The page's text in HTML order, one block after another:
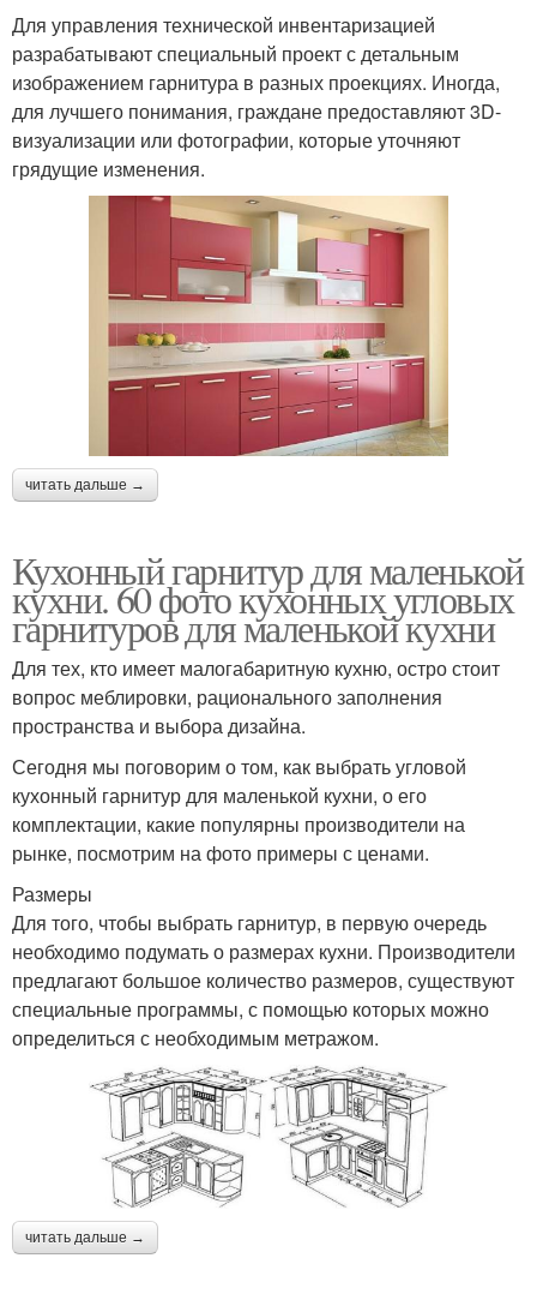
Для управления технической инвентаризацией
разрабатывают специальный проект с детальным
изображением гарнитура в разных проекциях. Иногда,
для лучшего понимания, граждане предоставляют 3D-
визуализации или фотографии, которые уточняют
грядущие изменения.
читать дальше →
Кухонный гарнитур для маленькой
кухни. 60 фото кухонных угловых
гарнитуров для маленькой кухни
Для тех, кто имеет малогабаритную кухню, остро стоит
вопрос меблировки, рационального заполнения
пространства и выбора дизайна.
Сегодня мы поговорим о том, как выбрать угловой
кухонный гарнитур для маленькой кухни, о его
комплектации, какие популярны производители на
рынке, посмотрим на фото примеры с ценами.
Размеры
Для того, чтобы выбрать гарнитур, в первую очередь
необходимо подумать о размерах кухни. Производители
предлагают большое количество размеров, существуют
специальные программы, с помощью которых можно
определиться с необходимым метражом.
читать дальше →